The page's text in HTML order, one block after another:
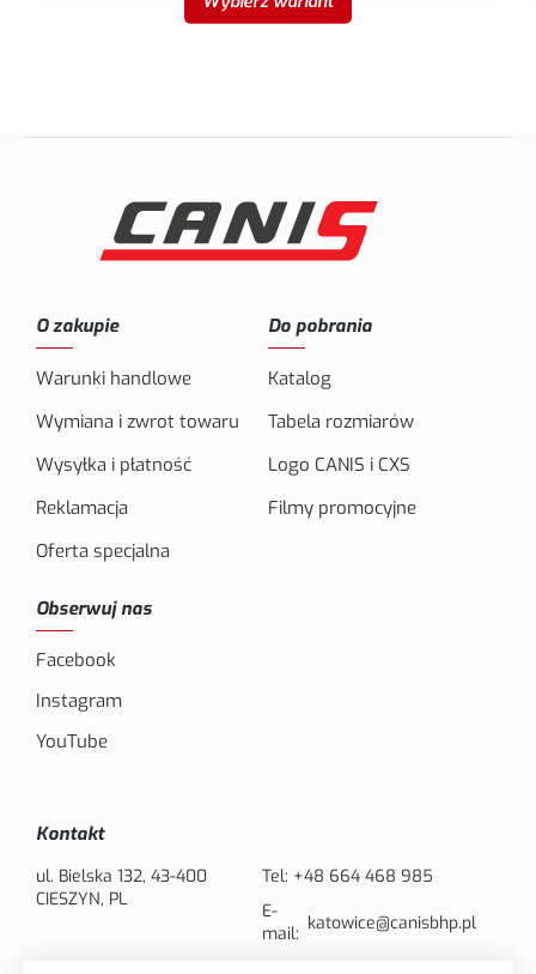
O zakupie
Warunki handlowe
Wymiana i zwrot towaru
Wysyłka i płatność
Reklamacja
Oferta specjalna
Do pobrania
Katalog
Tabela rozmiarów
Logo CANIS i CXS
Filmy promocyjne
Obserwuj nas
Facebook
Instagram
YouTube
Kontakt
ul. Bielska 132, 43-400
CIESZYN, PL
Tel: +48 664 468 985
E-
mail: katowice@canisbhp.pl